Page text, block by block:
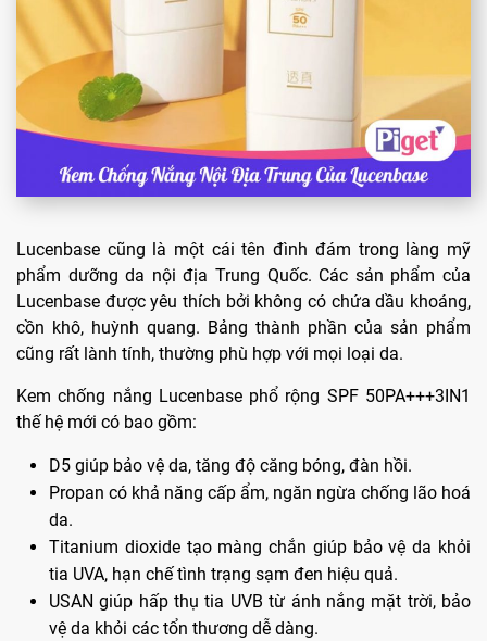
Lucenbase cũng là một cái tên đình đám trong làng mỹ
phẩm dưỡng da nội địa Trung Quốc. Các sản phẩm của
Lucenbase được yêu thích bởi không có chứa dầu khoáng,
cồn khô, huỳnh quang. Bảng thành phần của sản phẩm
cũng rất lành tính, thường phù hợp với mọi loại da.
Kem chống nắng Lucenbase phổ rộng SPF 50PA+++3IN1
thế hệ mới có bao gồm:
D5 giúp bảo vệ da, tăng độ căng bóng, đàn hồi.
Propan có khả năng cấp ẩm, ngăn ngừa chống lão hoá
da.
Titanium dioxide tạo màng chắn giúp bảo vệ da khỏi
tia UVA, hạn chế tình trạng sạm đen hiệu quả.
USAN giúp hấp thụ tia UVB từ ánh nắng mặt trời, bảo
vệ da khỏi các tổn thương dễ dàng.